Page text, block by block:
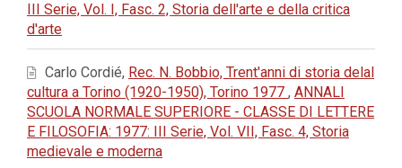
III Serie, Vol. I, Fasc. 2, Storia dell'arte e della critica
d'arte
Carlo Cordié, Rec. N. Bobbio, Trent'anni di storia delal
cultura a Torino (1920-1950), Torino 1977 , ANNALI
SCUOLA NORMALE SUPERIORE - CLASSE DI LETTERE
E FILOSOFIA: 1977: III Serie, Vol. VII, Fasc. 4, Storia
medievale e moderna